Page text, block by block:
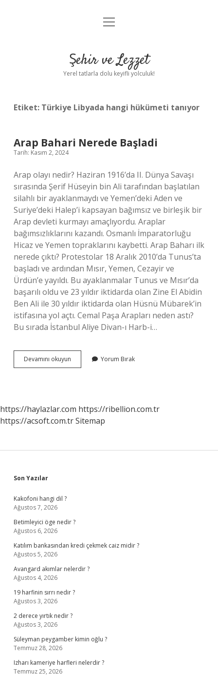
Anasayfa
Yasal Uyarı
menüyü
Şehir ve Lezzet
Yerel tatlarla dolu keyifli yolculuk!
Etiket: Türkiye Libyada hangi hükümeti tanıyor
Arap Bahari Nerede Başladi
Tarih: Kasım 2, 2024
Arap olayı nedir? Haziran 1916’da II. Dünya Savaşı
sırasında Şerif Hüseyin bin Ali tarafından başlatılan
silahlı bir ayaklanmaydı ve Yemen’deki Aden ve
Suriye’deki Halep’i kapsayan bağımsız ve birleşik bir
Arap devleti kurmayı amaçlıyordu. Araplar
bağımsızlıklarını kazandı. Osmanlı İmparatorluğu
Hicaz ve Yemen topraklarını kaybetti. Arap Baharı ilk
nerede çıktı? Protestolar 18 Aralık 2010’da Tunus’ta
başladı ve ardından Mısır, Yemen, Cezayir ve
Ürdün’e yayıldı. Bu ayaklanmalar Tunus ve Mısır’da
başarılı oldu ve 23 yıldır iktidarda olan Zine El Abidin
Ben Ali ile 30 yıldır iktidarda olan Hüsnü Mübarek’in
istifasına yol açtı. Cemal Paşa Arapları neden astı?
Bu sırada İstanbul Aliye Divan-ı Harb-i…
Devamını okuyun
Bahari
Yorum Bırak
https://haylazlar.com https://ribellion.com.tr
https://acsoft.com.trSitemap
Sidebar
Son Yazılar
Kakofoni hangi dil ?
Ağustos 7, 2026
Betimleyici öge nedir ?
Ağustos 6, 2026
Katılım bankasından kredi çekmek caiz midir ?
Ağustos 5, 2026
Avangard akımlar nelerdir ?
Ağustos 4, 2026
19 harfinin sırrı nedir ?
Ağustos 3, 2026
2 derece yırtık nedir ?
Ağustos 3, 2026
Süleyman peygamber kimin oğlu ?
Temmuz 28, 2026
Izharı kameriye harfleri nelerdir ?
Temmuz 25, 2026